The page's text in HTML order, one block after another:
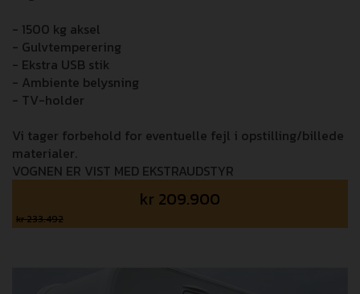
- 1500 kg aksel
- Gulvtemperering
- Ekstra USB stik
- Ambiente belysning
- TV-holder
Vi tager forbehold for eventuelle fejl i opstilling/billede
materialer.
VOGNEN ER VIST MED EKSTRAUDSTYR
kr 209.900
kr 233.492